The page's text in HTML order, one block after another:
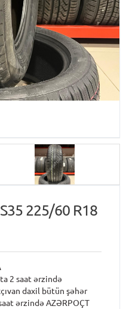
225/60 R18
2 saat ərzində
daxil bütün şəhər
ərzində AZƏRPOÇT